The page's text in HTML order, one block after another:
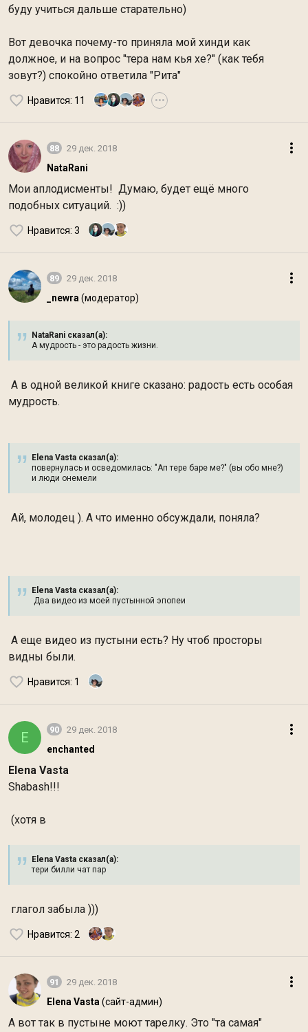
буду учиться дальше старательно)
Вот девочка почему-то приняла мой хинди как
должное, и на вопрос "тера нам кья хе?" (как тебя
зовут?) спокойно ответила "Рита"
Нравится: 11 •••
88 29 дек. 2018
NataRani
Мои аплодисменты! Думаю, будет ещё много
подобных ситуаций. :))
Нравится: 3
89 29 дек. 2018
_newra (модератор)
NataRani сказал(а):
А мудрость - это радость жизни.
А в одной великой книге сказано: радость есть особая
мудрость.
Elena Vasta сказал(а):
повернулась и осведомилась: "Ап тере баре ме?" (вы обо мне?)
и люди онемели
Ай, молодец ). А что именно обсуждали, поняла?
Elena Vasta сказал(а):
Два видео из моей пустынной эпопеи
А еще видео из пустыни есть? Ну чтоб просторы
видны были.
Нравится: 1
E 90 29 дек. 2018
enchanted
Elena Vasta
Shabash!!!
(хотя в
Elena Vasta сказал(а):
тери билли чат пар
глагол забыла )))
Нравится: 2
91 29 дек. 2018
Elena Vasta (сайт-админ)
А вот так в пустыне моют тарелку. Это "та самая"